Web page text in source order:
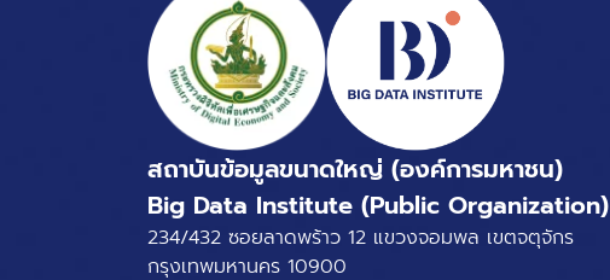
สถาบันข้อมูลขนาดใหญ่ (องค์การมหาชน)
Big Data Institute (Public Organization)
234/432 ซอยลาดพร้าว 12 แขวงจอมพล เขตจตุจักร
กรุงเทพมหานคร 10900